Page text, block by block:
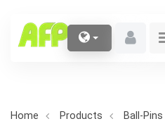
Home Products Ball-